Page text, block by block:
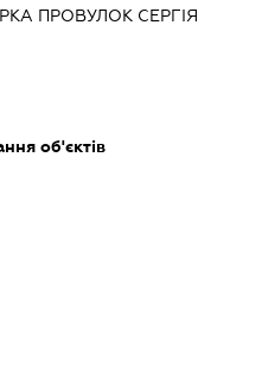
ПРОВУЛОК СЕРГІЯ
об'єктів